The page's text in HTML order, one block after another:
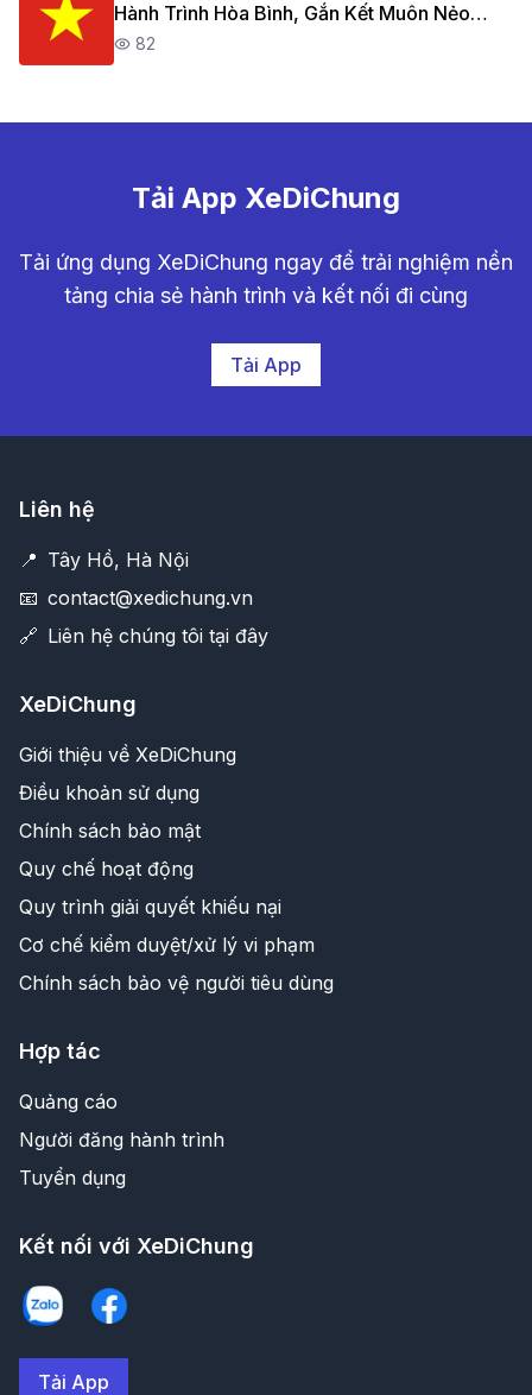
Hành Trình Hòa Bình, Gắn Kết Muôn Nẻo
Đường
82
Tải App XeDiChung
Tải ứng dụng XeDiChung ngay để trải nghiệm nền
tảng chia sẻ hành trình và kết nối đi cùng
Tải App
Liên hệ
📍 Tây Hồ, Hà Nội
📧 contact@xedichung.vn
🔗 Liên hệ chúng tôi tại đây
XeDiChung
Giới thiệu về XeDiChung
Điều khoản sử dụng
Chính sách bảo mật
Quy chế hoạt động
Quy trình giải quyết khiếu nại
Cơ chế kiểm duyệt/xử lý vi phạm
Chính sách bảo vệ người tiêu dùng
Hợp tác
Quảng cáo
Người đăng hành trình
Tuyển dụng
Kết nối với XeDiChung
Tải App